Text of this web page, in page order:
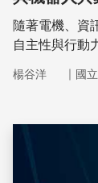
隨著電機、資
自主性與行動
楊谷洋 ｜